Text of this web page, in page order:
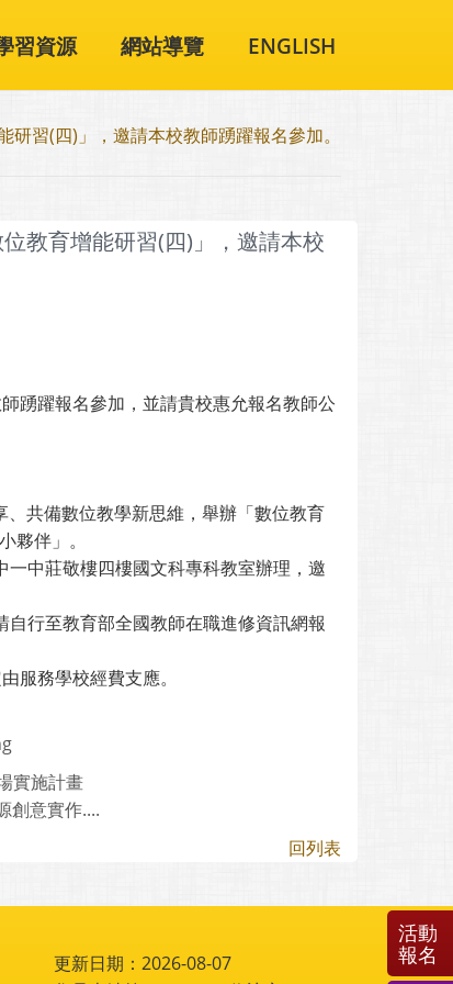
習資源 網站導覽 ENGLISH
習(四)」，邀請本校教師踴躍報名參加。
教育增能研習(四)」，邀請本校
踴躍報名參加，並請貴校惠允報名教師公
共備數位教學新思維，舉辦「數位教育
伴」。
中莊敬樓四樓國文科專科教室辦理，邀
行至教育部全國教師在職進修資訊網報
服務學校經費支應。
實施計畫
創意實作....
回列表
更新日期：2026-08-07
活動
報名